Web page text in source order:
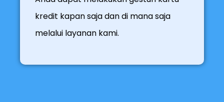
kredit kapan saja dan di mana saja
melalui layanan kami.